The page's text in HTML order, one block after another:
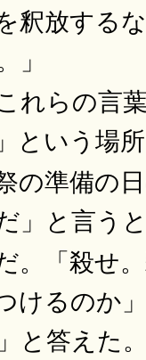
釈放する
」
れらの言
という場
の準備の
」と言うと
。「殺せ
けるのか
と答えた。